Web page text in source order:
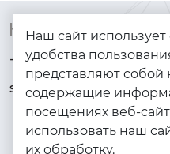
Контакты
+7 (925) 144-64-73
Наш сайт
удобства
представляют
содержащие
посещениях веб-
использовать наш
их обработку.